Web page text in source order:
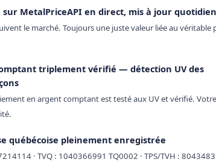
sur MetalPriceAPI en direct, mis à jour
le marché. Toujours une juste valeur liée au véritable
triplement vérifié — détection UV des
en argent comptant est testé aux UV et vérifié.
québécoise pleinement enregistrée
· TVQ : 1040366991 TQ0002 · TPS/TVH :